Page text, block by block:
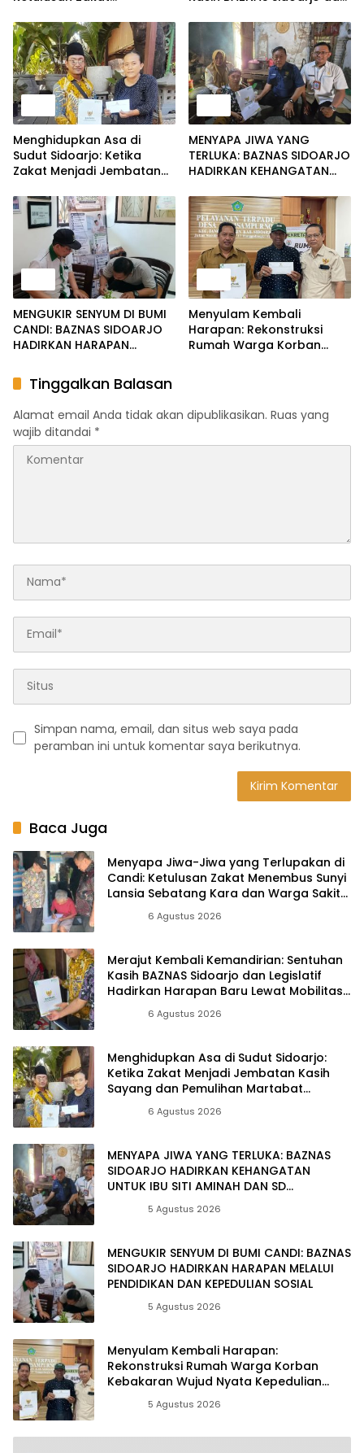
Sebatang Kara dan Warga
Sakit Menahun
Harapan Baru Lewat
Mobilitas yang Merdeka
Menghidupkan Asa di
Sudut Sidoarjo: Ketika
Zakat Menjadi Jembatan
Pemulihan Martabat
Kemanusiaan
MENYAPA JIWA YANG
TERLUKA: BAZNAS SIDOARJO
HADIRKAN KEHANGATAN
SD MUHAMMADIYAH 11
RANDEGAN
MENGUKIR SENYUM DI BUMI
CANDI: BAZNAS SIDOARJO
HADIRKAN HARAPAN
KEPEDULIAN SOSIAL
Menyulam Kembali
Harapan: Rekonstruksi
Rumah Warga Korban
Tinggalkan Balasan
Alamat email Anda tidak akan dipublikasikan. Ruas yang
wajib ditandai *
Simpan nama, email, dan situs web saya pada
peramban ini untuk komentar saya berikutnya.
Baca Juga
Menyapa Jiwa-Jiwa yang Terlupakan di
Candi: Ketulusan Zakat Menembus Sunyi
Lansia Sebatang Kara dan Warga Sakit
Menahun6 Agustus 2026
Merajut Kembali Kemandirian: Sentuhan
Kasih BAZNAS Sidoarjo dan Legislatif
Hadirkan Harapan Baru Lewat Mobilitas
yang Merdeka6 Agustus 2026
Menghidupkan Asa di Sudut Sidoarjo:
Ketika Zakat Menjadi Jembatan Kasih
Sayang dan Pemulihan Martabat
Kemanusiaan6 Agustus 2026
MENYAPA JIWA YANG TERLUKA: BAZNAS
SIDOARJO HADIRKAN KEHANGATAN
UNTUK IBU SITI AMINAH DAN SD
MUHAMMADIYAH 11 RANDEGAN
5 Agustus 2026
MENGUKIR SENYUM DI BUMI CANDI: BAZNAS
SIDOARJO HADIRKAN HARAPAN MELALUI
PENDIDIKAN DAN KEPEDULIAN SOSIAL
5 Agustus 2026
Menyulam Kembali Harapan:
Rekonstruksi Rumah Warga Korban
Kebakaran Wujud Nyata Kepedulian
5 Agustus 2026